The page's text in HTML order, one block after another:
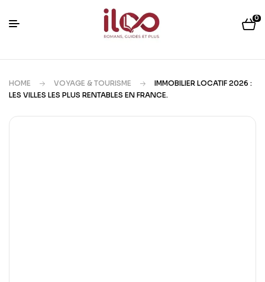
0
HOME VOYAGE & TOURISME
IMMOBILIER LOCATIF 2026 :
LES VILLES LES PLUS RENTABLES EN FRANCE.